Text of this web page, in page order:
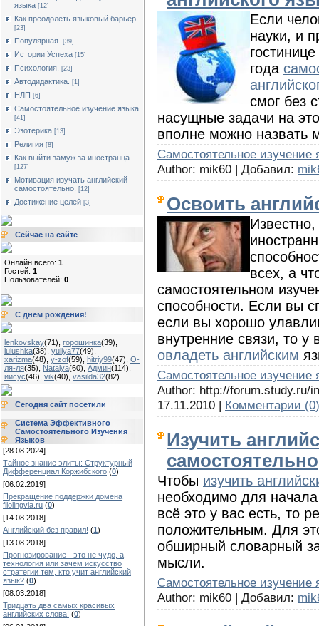
языка [12]
Как преодолеть языковый барьер
[23]
Популярная. [39]
Истории Успеха [15]
Психология. [23]
Автодидактика. [1]
НЛП [6]
Cамостоятельное изучение языка
[41]
Эзотерика [13]
Религия [8]
Как выйти замуж за иностранца
[127]
Мотивация изучать английский
самостоятельно.
[12]
Достижение целей [3]
Сейчас на сайте
Онлайн всего: 1
Гостей: 1
Пользователей: 0
С днем рождения!
lenkovskay(71) горошинка(39)
lulushka(38) yuliya77(49)
xarizma(48) y-zof(59) hitriy99(47) О-
ля-ля(35) Natalya(60) Админ(114)
иисус(46) vik(40) vasilda32(82)
Сегодня сайт посетили
Система Эффективного
Самостоятельного Изучения
Языков
[28.08.2024]
Тайное знание элиты: Структурный
Дифференциал Коржибского (0)
[06.02.2019]
Прекращение поддержки домена
filolingvia.ru (0)
[14.08.2018]
Английский без правил! (1)
[13.08.2018]
Прогнозирование - это не чудо, а
технология или зачем искусство
стратегии тем, кто учит английский
язык? (0)
[08.03.2018]
Тридцать два самых красивых
английских слова! (0)
Если
науки, и
года
смог без
насущные задачи на
вполне можно назвать
Cамостоятельное изучение
Author: mik60 | Добавил:
Освоить
Известно,
всех, а
самостоятельном
способности. Если вы
если вы хорошо
внутренние связи, то у
овладеть английским
Cамостоятельное изучение
Author: http://forum.study.ru/
17.11.2010 | Комментарии (0)
Изучить
самостоятельно
Чтобы изучить
необходимо для
всё это у вас есть, то
положительным. Для
обширный словарный
мысли.
Cамостоятельное изучение
Author: mik60 | Добавил: